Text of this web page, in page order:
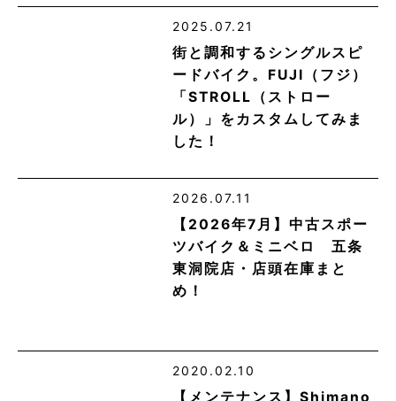
2025.07.21
街と調和するシングルスピ
ードバイク。FUJI（フジ）
「STROLL（ストロー
ル）」をカスタムしてみま
した！
2026.07.11
【2026年7月】中古スポー
ツバイク＆ミニベロ 五条
東洞院店・店頭在庫まと
め！
2020.02.10
【メンテナンス】Shimano